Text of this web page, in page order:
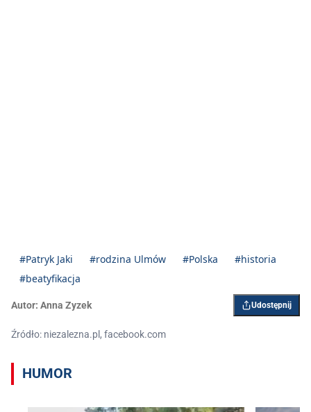
#Patryk Jaki #rodzina Ulmów #Polska
#historia
#beatyfikacja
Autor: Anna Zyzek Udostępnij
Źródło: niezalezna.pl, facebook.com
HUMOR